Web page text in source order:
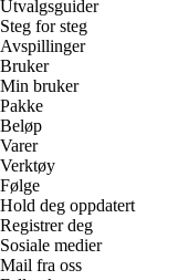
Utvalgsguider
Steg for steg
Avspillinger
Bruker
Min bruker
Pakke
Beløp
Varer
Verktøy
Følge
Hold deg oppdatert
Registrer deg
Sosiale medier
Mail fra oss